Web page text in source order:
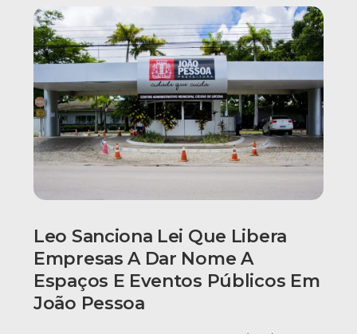
Leo Sanciona Lei Que Libera
Empresas A Dar Nome A
Espaços E Eventos Públicos Em
João Pessoa